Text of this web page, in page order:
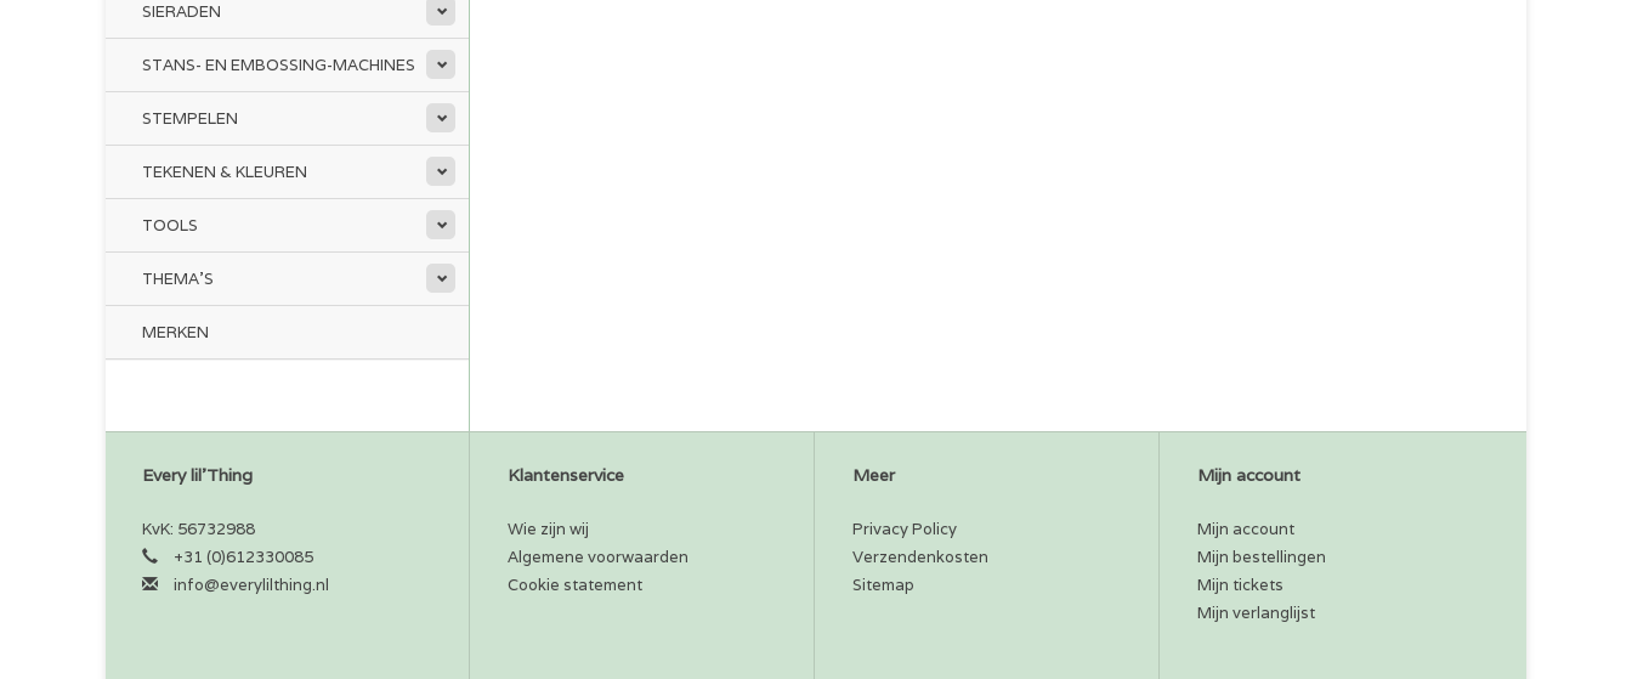
SIERADEN
STANS- EN EMBOSSING-MACHINES
STEMPELEN
TEKENEN & KLEUREN
TOOLS
THEMA'S
MERKEN
Every lil'Thing
KvK: 56732988
+31 (0)612330085
info@everylilthing.nl
Klantenservice
Wie zijn wij
Algemene voorwaarden
Cookie statement
Meer
Privacy Policy
Verzendenkosten
Sitemap
Mijn account
Mijn account
Mijn bestellingen
Mijn tickets
Mijn verlanglijst